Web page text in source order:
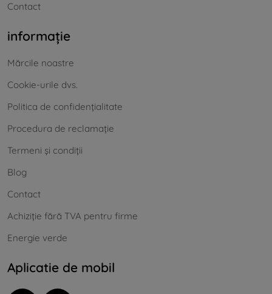
Contact
informație
Mărcile noastre
Cookie-urile dvs.
Politica de confidențialitate
Procedura de reclamație
Termeni și condiții
Blog
Contact
Achiziție fără TVA pentru firme
Energie verde
Aplicatie de mobil